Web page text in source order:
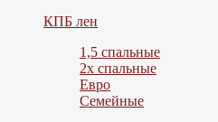
КПБ лен
1,5 спальные
2х спальные
Евро
Семейные